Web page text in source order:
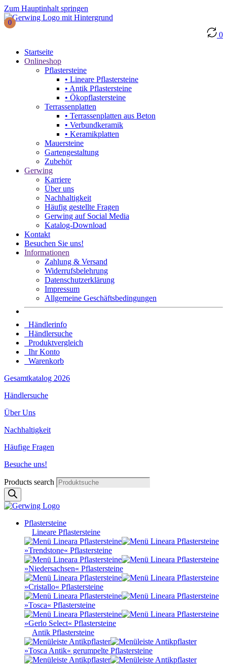
Zum Hauptinhalt springen
0
0
Startseite
Onlineshop
Pflastersteine
• Lineare Pflastersteine
• Antik Pflastersteine
• Ökopflastersteine
Terrassenplatten
• Terrassenplatten aus Beton
• Verbundkeramik
• Keramikplatten
Mauersteine
Gartengestaltung
Zubehör
Gerwing
Karriere
Über uns
Nachhaltigkeit
Häufig gestellte Fragen
Gerwing auf Social Media
Katalog-Download
Kontakt
Besuchen Sie uns!
Informationen
Zahlung & Versand
Widerrufsbelehrung
Datenschutz­erklärung
Impressum
Allgemeine Geschäftsbedingungen
Händlerinfo
Händlersuche
Produktvergleich
Ihr Konto
Warenkorb
Gesamtkatalog 2026
Händlersuche
Über Uns
Nachhaltigkeit
Häufige Fragen
Besuche uns!
Products search
Pflastersteine
Lineare Pflastersteine
»Trendstone« Pflastersteine
»Niedersachsen« Pflastersteine
»Cristallo« Pflastersteine
»Tosca« Pflastersteine
»Gerlo Select« Pflastersteine
Antik Pflastersteine
»Tosca Antik« gerumpelte Pflastersteine